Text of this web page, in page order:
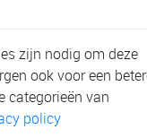
zijn nodig om deze
ook voor een
categorieën van
policy